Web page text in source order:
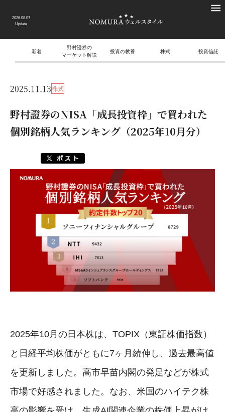
2026.08.07
Update
新着
野村證券の
マーケット解説
投資の教養 株式 投資信託
2025.11.13株式
野村證券のNISA「成長投資枠」で買われた
個別銘柄人気ランキング（2025年10月分）
2025年10月の日本株は、TOPIX（東証株価指数）
と日経平均株価がともに7ヶ月続伸し、過去最高値
を更新しました。高市早苗内閣の発足などが株式
市場で好感されました。なお、米国のハイテク株